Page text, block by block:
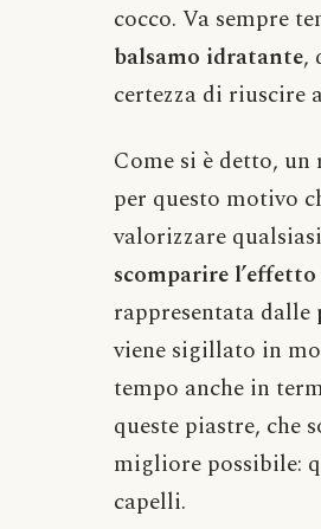
cocco. Va sempre
balsamo idratante,
certezza di riuscire
Come si è detto,
per questo motivo
valorizzare
scomparire l’effetto
rappresentata dalle
viene sigillato in
tempo anche in
queste piastre, che
migliore possibile:
capelli.